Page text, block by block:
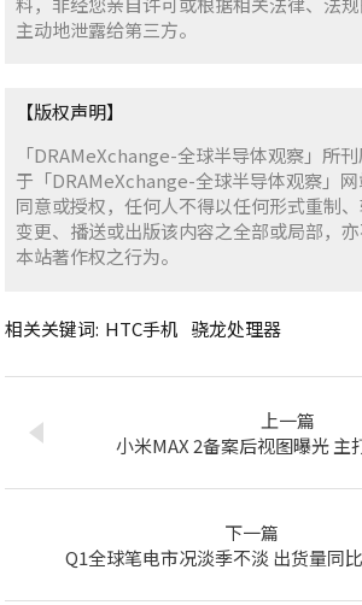
主动地泄露给第三方。
【版权声明】
「DRAMeXchange-全球半导体观察」所
于「DRAMeXchange-全球半导体观察」
同意或授权，任何人不得以任何形式重制、
变更、播送或出版该内容之全部或局部，
本站著作权之行为。
相关关键词: HTC手机 骁龙处理器
上一篇
小米MAX 2备案后视图曝光 主
下一篇
Q1全球笔电市况淡季不淡 出货量同